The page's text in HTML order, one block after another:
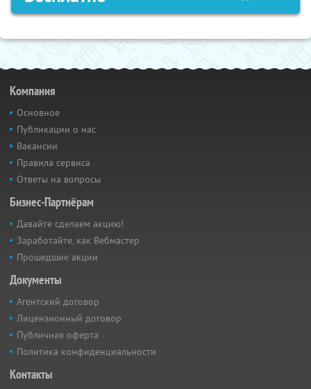
Компания
Основное
Публикации о нас
Вакансии
Правила сервиса
Ответы на вопросы
Бизнес-Партнёрам
Давайте сделаем акцию!
Заработайте, как Вебмастер
Прошедшие акции
Документы
Агентский договор
Лицензионный договор
Публичная оферта
Политика конфиденциальности
Контакты